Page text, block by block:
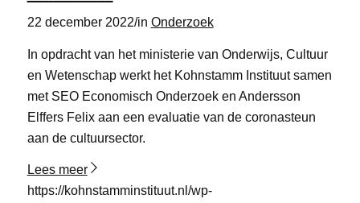
22 december 2022/in Onderzoek
In opdracht van het ministerie van Onderwijs, Cultuur
en Wetenschap werkt het Kohnstamm Instituut samen
met SEO Economisch Onderzoek en Andersson
Elffers Felix aan een evaluatie van de coronasteun
aan de cultuursector.
Lees meer
https://kohnstamminstituut.nl/wp-